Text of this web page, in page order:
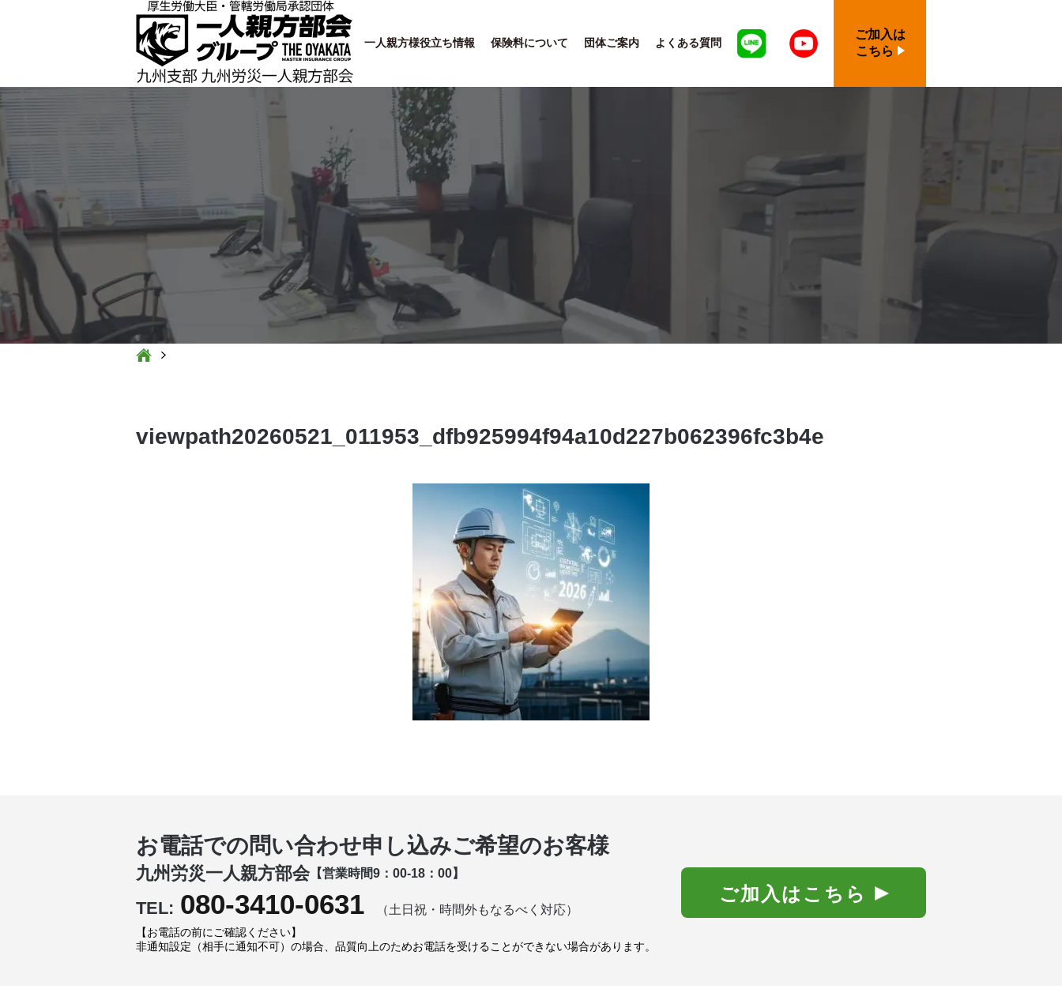
一人親方様役立ち情報 保険料について 団体ご案内 よくある質問
ご加入は
こちら
viewpath20260521_011953_dfb925994f94a10d227b062396fc3b4e
お電話での問い合わせ申し込みご希望のお客様
九州労災一人親方部会【営業時間9：00-18：00】
TEL: 080-3410-0631 （土日祝・時間外もなるべく対応）
【お電話の前にご確認ください】
非通知設定（相手に通知不可）の場合、品質向上のためお電話を受けることができない場合があります。
ご加入はこちら